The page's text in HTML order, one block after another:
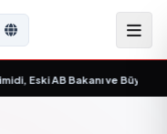
Eski AB Bakanı ve Büyükelçi